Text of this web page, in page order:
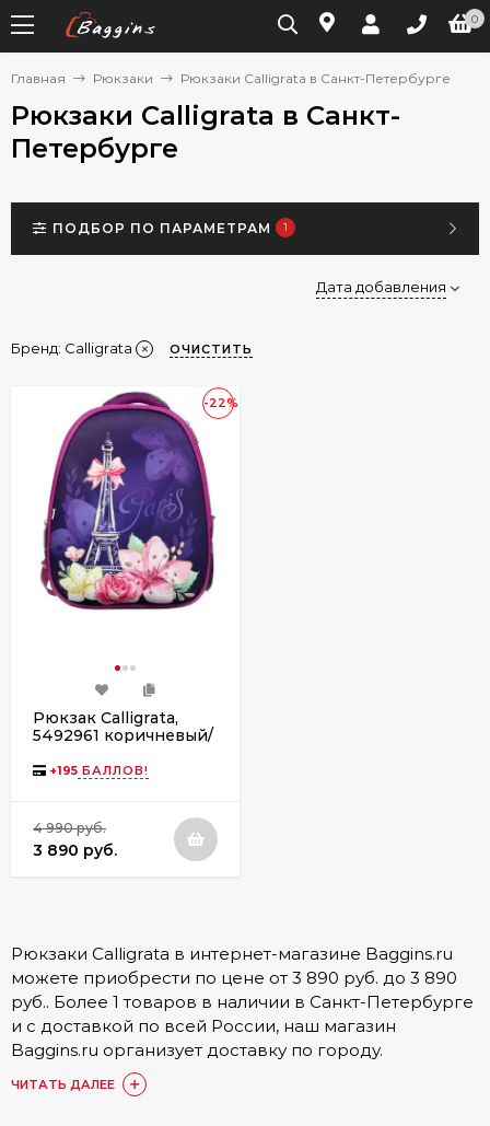
0
Главная Рюкзаки Рюкзаки Calligrata в Санкт-Петербурге
Рюкзаки Calligrata в Санкт-
Петербурге
ПОДБОР ПО ПАРАМЕТРАМ 1
Дата добавления
Бренд: Calligrata ОЧИСТИТЬ
-22%
Рюкзак Calligrata,
5492961 коричневый/
+195 БАЛЛОВ!
4 990 руб.
3 890 руб.
Рюкзаки Calligrata в интернет-магазине Baggins.ru
можете приобрести по цене от 3 890 руб. до 3 890
руб.. Более 1 товаров в наличии в Санкт-Петербурге
и с доставкой по всей России, наш магазин
Baggins.ru организует доставку по городу.
Подробные условия доставки, а также стоимость
доступна в разделе
ЧИТАТЬ ДАЛЕЕ